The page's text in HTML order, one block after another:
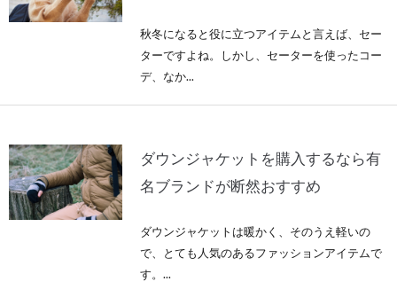
秋冬になると役に立つアイテムと言えば、セー
ターですよね。しかし、セーターを使ったコー
デ、なか...
ダウンジャケットを購入するなら有
名ブランドが断然おすすめ
ダウンジャケットは暖かく、そのうえ軽いの
で、とても人気のあるファッションアイテムで
す。...